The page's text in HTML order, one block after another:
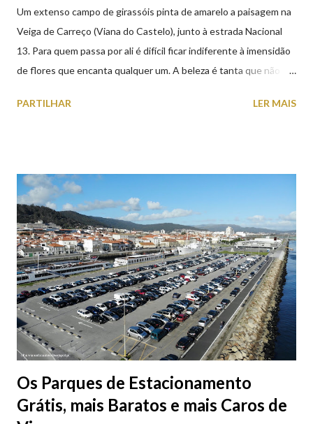
Um extenso campo de girassóis pinta de amarelo a paisagem na
Veiga de Carreço (Viana do Castelo), junto à estrada Nacional
13. Para quem passa por ali é difícil ficar indiferente à imensidão
de flores que encanta qualquer um. A beleza é tanta que não
aproveite a paisagem como cenário para tirar algumas
PARTILHAR LER MAIS
Os Parques de Estacionamento
Grátis, mais Baratos e mais Caros de